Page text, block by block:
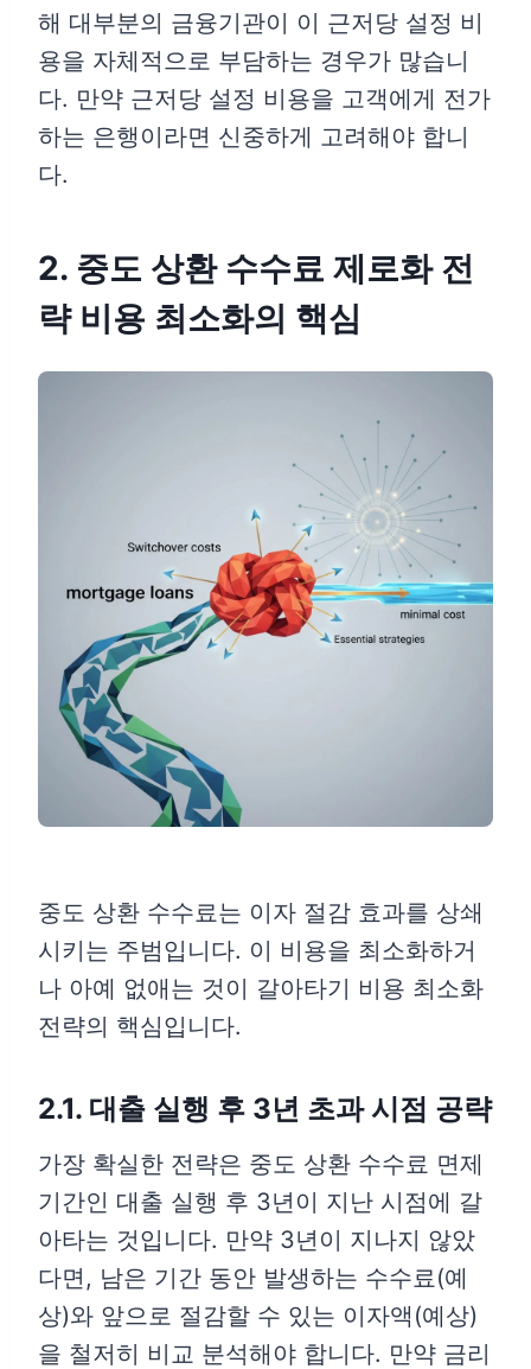
해 대부분의 금융기관이 이 근저당 설정 비
용을 자체적으로 부담하는 경우가 많습니
다. 만약 근저당 설정 비용을 고객에게 전가
하는 은행이라면 신중하게 고려해야 합니
다.
2. 중도 상환 수수료 제로화 전
략 비용 최소화의 핵심
중도 상환 수수료는 이자 절감 효과를 상쇄
시키는 주범입니다. 이 비용을 최소화하거
나 아예 없애는 것이 갈아타기 비용 최소화
전략의 핵심입니다.
2.1. 대출 실행 후 3년 초과 시점 공략
가장 확실한 전략은 중도 상환 수수료 면제
기간인 대출 실행 후 3년이 지난 시점에 갈
아타는 것입니다. 만약 3년이 지나지 않았
다면, 남은 기간 동안 발생하는 수수료(예
상)와 앞으로 절감할 수 있는 이자액(예상)
을 철저히 비교 분석해야 합니다. 만약 금리